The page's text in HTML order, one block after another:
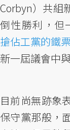
Corbyn）共組
倒性勝利，但
搶佔工黨的鐵
新一屆議會中
目前尚無跡象
保守黨那般，